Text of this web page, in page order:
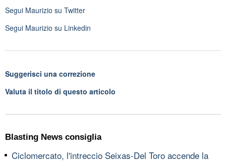
Segui Maurizio su Twitter
Segui Maurizio su Linkedin
Suggerisci una correzione
Valuta il titolo di questo articolo
Blasting News consiglia
Ciclomercato, l'intreccio Seixas-Del Toro accende la